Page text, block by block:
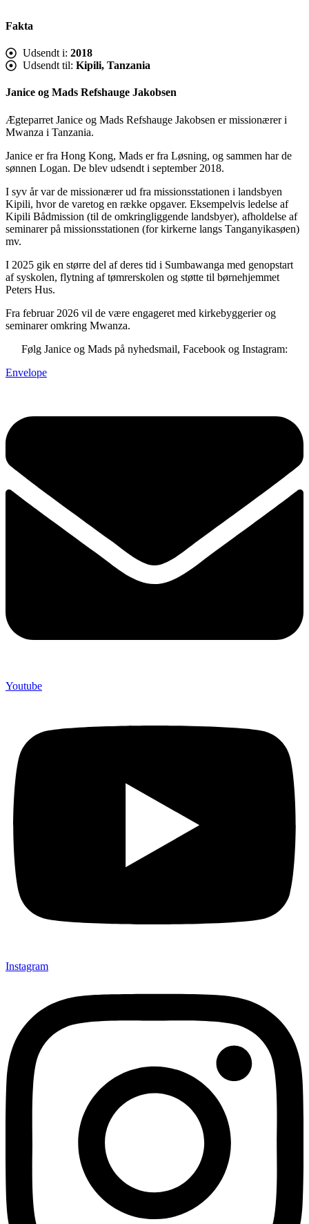
Fakta
Udsendt i: 2018
Udsendt til: Kipili, Tanzania
Janice og Mads Refshauge Jakobsen
Ægteparret Janice og Mads Refshauge Jakobsen er missionærer i
Mwanza i Tanzania.
Janice er fra Hong Kong, Mads er fra Løsning, og sammen har de
sønnen Logan. De blev udsendt i september 2018.
I syv år var de missionærer ud fra missionsstationen i landsbyen
Kipili, hvor de varetog en række opgaver. Eksempelvis ledelse af
Kipili Bådmission (til de omkringliggende landsbyer), afholdelse af
seminarer på missionsstationen (for kirkerne langs Tanganyikasøen)
mv.
I 2025 gik en større del af deres tid i Sumbawanga med genopstart
af syskolen, flytning af tømrerskolen og støtte til børnehjemmet
Peters Hus.
Fra februar 2026 vil de være engageret med kirkebyggerier og
seminarer omkring Mwanza.
Følg Janice og Mads på nyhedsmail, Facebook og Instagram:
Envelope
Youtube
Instagram